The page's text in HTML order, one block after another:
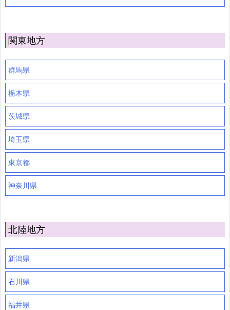
関東地方
群馬県
栃木県
茨城県
埼玉県
東京都
神奈川県
北陸地方
新潟県
石川県
福井県